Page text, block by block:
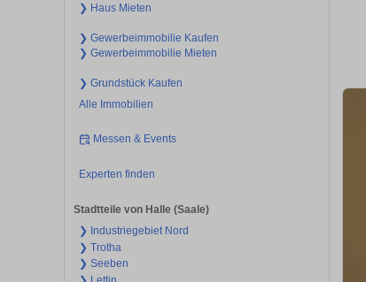
❯ Haus Mieten
❯ Gewerbeimmobilie Kaufen
❯ Gewerbeimmobilie Mieten
❯ Grundstück Kaufen
Alle Immobilien
Messen & Events
Experten finden
Stadtteile von Halle (Saale)
❯ Industriegebiet Nord
❯ Trotha
❯ Seeben